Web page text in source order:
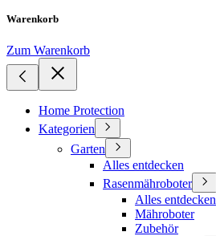
Warenkorb
Zum Warenkorb
Home Protection
Kategorien
Garten
Alles entdecken
Rasenmähroboter
Alles entdecken
Mähroboter
Zubehör